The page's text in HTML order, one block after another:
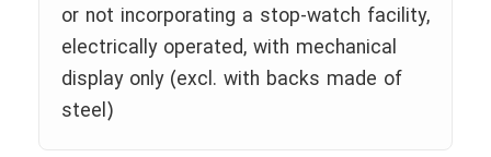
or not incorporating a stop-watch facility,
electrically operated, with mechanical
display only (excl. with backs made of
steel)